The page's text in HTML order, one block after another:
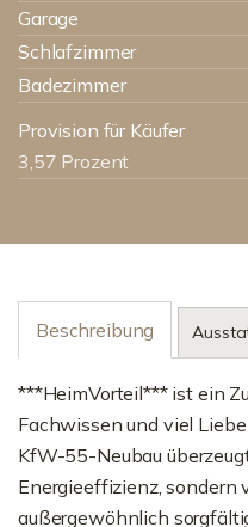
Garage
Schlafzimmer
Badezimmer
Provision für Käufer
3,57 Prozent
Beschreibung
***HeimVorteil*** ist ein
Fachwissen und viel
KfW-55-Neubau
Energieeffizienz, sondern
außergewöhnlich